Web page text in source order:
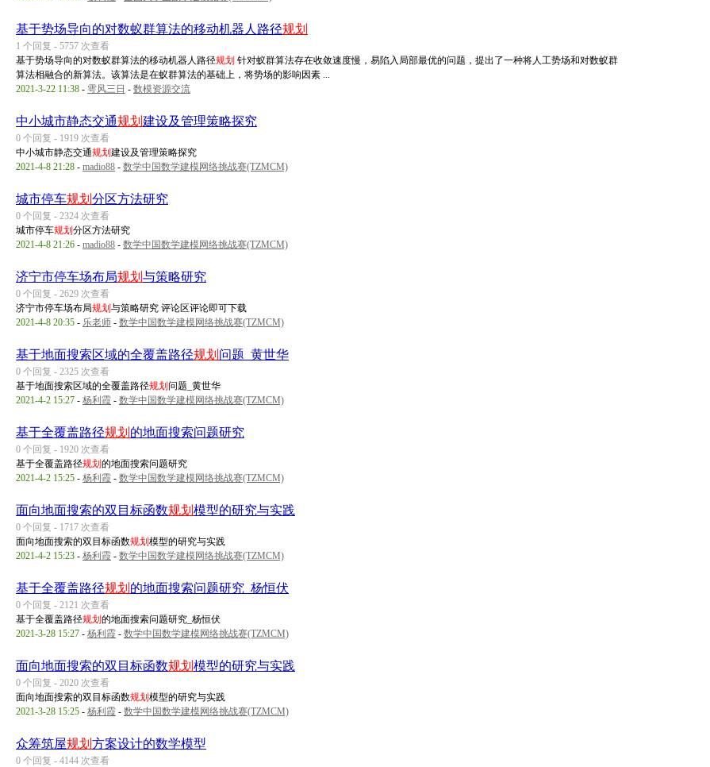
基于势场导向的对数蚁群算法的移动机器人路径规划
1 个回复 - 5757 次查看
基于势场导向的对数蚁群算法的移动机器人路径规划 针对蚁群算法存在收敛速度慢，易陷入局部最优的问题，提出了一种将人工势场和对数蚁群
算法相融合的新算法。该算法是在蚁群算法的基础上，将势场的影响因素 ...
2021-3-22 11:38 - 雩风三日 - 数模资源交流
中小城市静态交通规划 建设及管理策略探究
0 个回复 - 1919 次查看
中小城市静态交通规划 建设及管理策略探究
2021-4-8 21:28 - madio88 - 数学中国数学建模网络挑战赛(TZMCM)
城市停车规划 分区方法研究
0 个回复 - 2324 次查看
城市停车规划 分区方法研究
2021-4-8 21:26 - madio88 - 数学中国数学建模网络挑战赛(TZMCM)
济宁市停车场布局规划 与策略研究
0 个回复 - 2629 次查看
济宁市停车场布局规划 与策略研究 评论区评论即可下载
2021-4-8 20:35 - 乐老师 - 数学中国数学建模网络挑战赛(TZMCM)
基于地面搜索区域的全覆盖路径规划 问题_黄世华
0 个回复 - 2325 次查看
基于地面搜索区域的全覆盖路径规划 问题_黄世华
2021-4-2 15:27 - 杨利霞 - 数学中国数学建模网络挑战赛(TZMCM)
基于全覆盖路径规划 的地面搜索问题研究
0 个回复 - 1920 次查看
基于全覆盖路径规划 的地面搜索问题研究
2021-4-2 15:25 - 杨利霞 - 数学中国数学建模网络挑战赛(TZMCM)
面向地面搜索的双目标函数规划 模型的研究与实践
0 个回复 - 1717 次查看
面向地面搜索的双目标函数规划 模型的研究与实践
2021-4-2 15:23 - 杨利霞 - 数学中国数学建模网络挑战赛(TZMCM)
基于全覆盖路径规划 的地面搜索问题研究_杨恒伏
0 个回复 - 2121 次查看
基于全覆盖路径规划 的地面搜索问题研究_杨恒伏
2021-3-28 15:27 - 杨利霞 - 数学中国数学建模网络挑战赛(TZMCM)
面向地面搜索的双目标函数规划 模型的研究与实践
0 个回复 - 2020 次查看
面向地面搜索的双目标函数规划 模型的研究与实践
2021-3-28 15:25 - 杨利霞 - 数学中国数学建模网络挑战赛(TZMCM)
众筹筑屋规划 方案设计的数学模型
0 个回复 - 4144 次查看